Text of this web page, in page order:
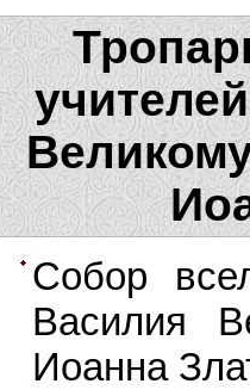
Собор
Василия
Иоанна